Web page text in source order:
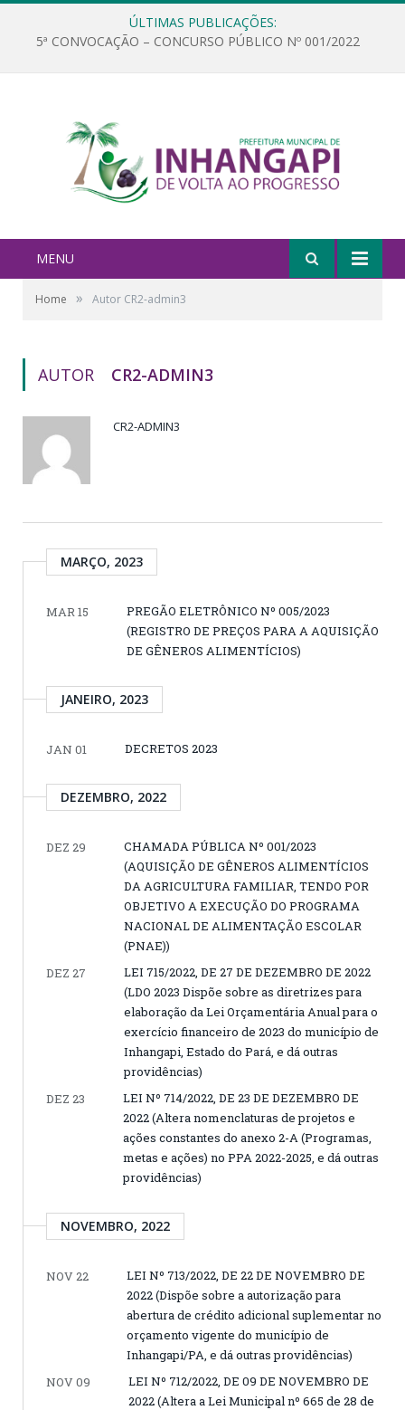
ÚLTIMAS PUBLICAÇÕES:
5ª CONVOCAÇÃO – CONCURSO PÚBLICO Nº 001/2022
MENU
Home » Autor CR2-admin3
AUTOR CR2-ADMIN3
CR2-ADMIN3
MARÇO, 2023
MAR 15
PREGÃO ELETRÔNICO Nº 005/2023
(REGISTRO DE PREÇOS PARA A AQUISIÇÃO
DE GÊNEROS ALIMENTÍCIOS)
JANEIRO, 2023
JAN 01 DECRETOS 2023
DEZEMBRO, 2022
DEZ 29
CHAMADA PÚBLICA Nº 001/2023
(AQUISIÇÃO DE GÊNEROS ALIMENTÍCIOS
DA AGRICULTURA FAMILIAR, TENDO POR
OBJETIVO A EXECUÇÃO DO PROGRAMA
NACIONAL DE ALIMENTAÇÃO ESCOLAR
(PNAE))
DEZ 27
LEI 715/2022, DE 27 DE DEZEMBRO DE 2022
(LDO 2023 Dispõe sobre as diretrizes para
elaboração da Lei Orçamentária Anual para o
exercício financeiro de 2023 do município de
Inhangapi, Estado do Pará, e dá outras
providências)
DEZ 23
LEI Nº 714/2022, DE 23 DE DEZEMBRO DE
2022 (Altera nomenclaturas de projetos e
ações constantes do anexo 2-A (Programas,
metas e ações) no PPA 2022-2025, e dá outras
providências)
NOVEMBRO, 2022
NOV 22
LEI Nº 713/2022, DE 22 DE NOVEMBRO DE
2022 (Dispõe sobre a autorização para
abertura de crédito adicional suplementar no
orçamento vigente do município de
Inhangapi/PA, e dá outras providências)
NOV 09
LEI Nº 712/2022, DE 09 DE NOVEMBRO DE
2022 (Altera a Lei Municipal nº 665 de 28 de